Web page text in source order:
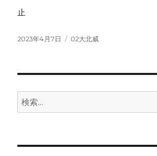
止
投
2023年4月7日
カ
02大北威
検
索: